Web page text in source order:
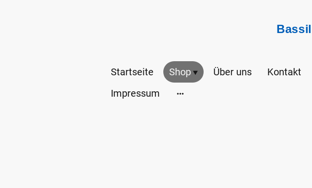
Startseite Shop Über uns
Kontakt
Impressum